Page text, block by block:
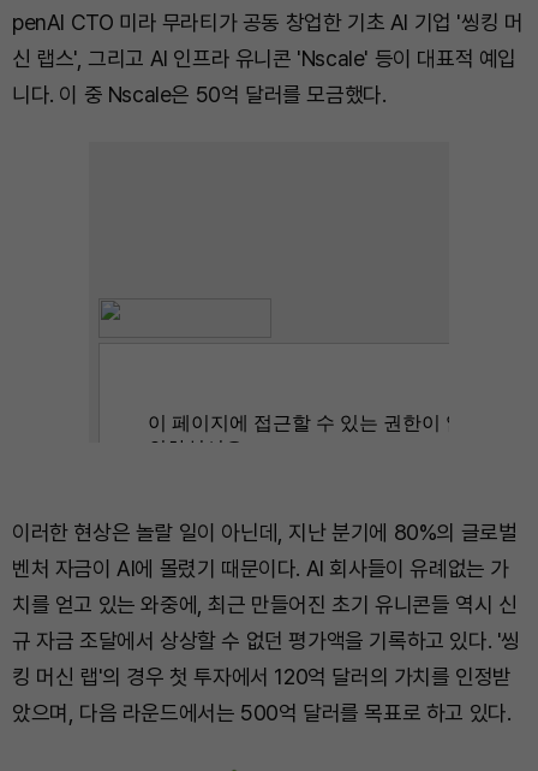
penAI CTO 미라 무라티가 공동 창업한 기초 AI 기업 '씽킹 머
신 랩스', 그리고 AI 인프라 유니콘 'Nscale' 등이 대표적 예입
니다. 이 중 Nscale은 50억 달러를 모금했다.
이러한 현상은 놀랄 일이 아닌데, 지난 분기에 80%의 글로벌
벤처 자금이 AI에 몰렸기 때문이다. AI 회사들이 유례없는 가
치를 얻고 있는 와중에, 최근 만들어진 초기 유니콘들 역시 신
규 자금 조달에서 상상할 수 없던 평가액을 기록하고 있다. '씽
킹 머신 랩'의 경우 첫 투자에서 120억 달러의 가치를 인정받
았으며, 다음 라운드에서는 500억 달러를 목표로 하고 있다.